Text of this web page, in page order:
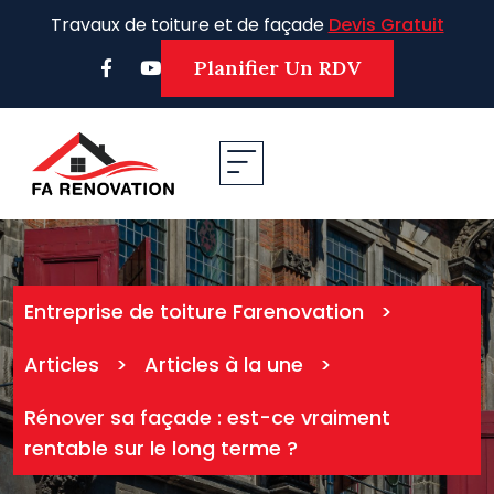
Travaux de toiture et de façade Devis Gratuit
Planifier Un RDV
Entreprise de toiture Farenovation
>
Articles
> Articles à la une
>
Rénover sa façade : est-ce vraiment
rentable sur le long terme ?